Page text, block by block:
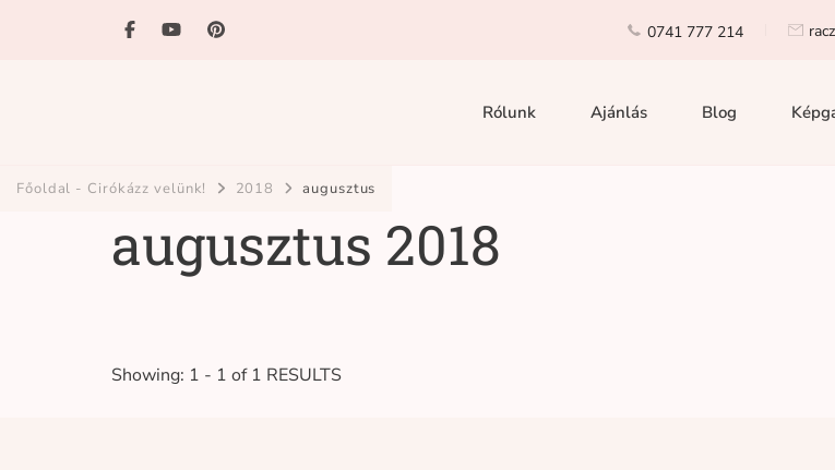
0741 777 214
Rólunk Ajánlás Blog
Főoldal - Cirókázz velünk! 2018 augusztus
augusztus 2018
Showing: 1 - 1 of 1 RESULTS